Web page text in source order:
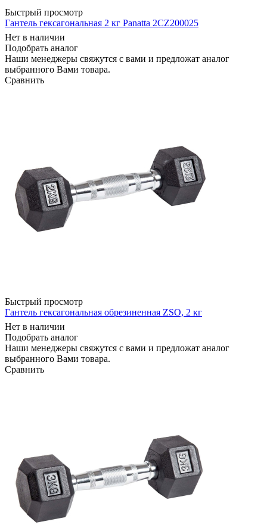
Быстрый просмотр
Гантель гексагональная 2 кг Panatta 2CZ200025
Нет в наличии
Подобрать аналог
Наши менеджеры свяжутся с вами и предложат аналог
выбранного Вами товара.
Сравнить
Быстрый просмотр
Гантель гексагональная обрезиненная ZSO, 2 кг
Нет в наличии
Подобрать аналог
Наши менеджеры свяжутся с вами и предложат аналог
выбранного Вами товара.
Сравнить